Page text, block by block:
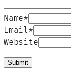
Name*
Email*
Website